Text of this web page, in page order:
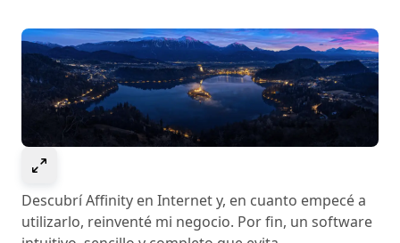
Descubrí Affinity en Internet y, en cuanto empecé a
utilizarlo, reinventé mi negocio. Por fin, un software